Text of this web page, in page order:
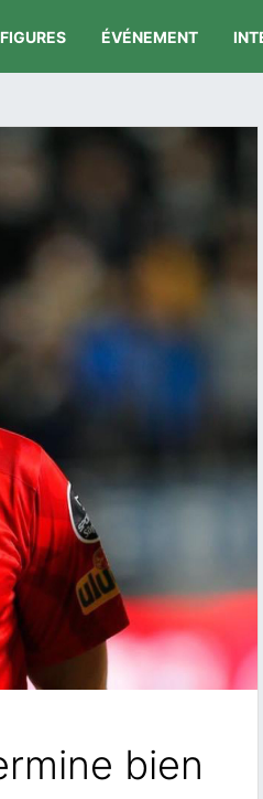
FIGURES ÉVÉNEMENT
bien